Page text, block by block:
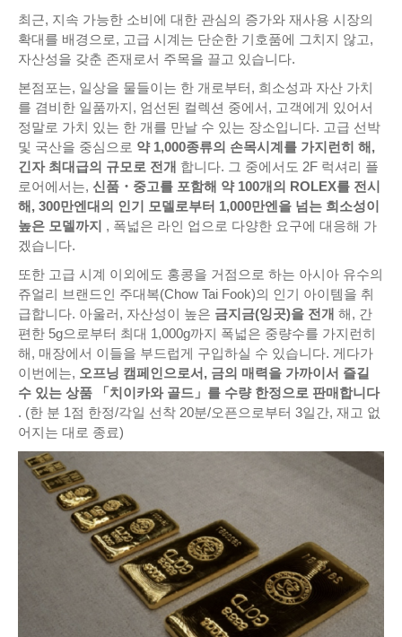
최근, 지속 가능한 소비에 대한 관심의 증가와 재사용 시장의
확대를 배경으로, 고급 시계는 단순한 기호품에 그치지 않고,
자산성을 갖춘 존재로서 주목을 끌고 있습니다.
본점포는, 일상을 물들이는 한 개로부터, 희소성과 자산 가치
를 겸비한 일품까지, 엄선된 컬렉션 중에서, 고객에게 있어서
정말로 가치 있는 한 개를 만날 수 있는 장소입니다. 고급 선박
및 국산을 중심으로 약 1,000종류의 손목시계를 가지런히 해,
긴자 최대급의 규모로 전개 합니다. 그 중에서도 2F 럭셔리 플
로어에서는, 신품・중고를 포함해 약 100개의 ROLEX를 전시
해, 300만엔대의 인기 모델로부터 1,000만엔을 넘는 희소성이
높은 모델까지 , 폭넓은 라인 업으로 다양한 요구에 대응해 가
겠습니다.
또한 고급 시계 이외에도 홍콩을 거점으로 하는 아시아 유수의
쥬얼리 브랜드인 주대복(Chow Tai Fook)의 인기 아이템을 취
급합니다. 아울러, 자산성이 높은 금지금(잉곳)을 전개 해, 간
편한 5g으로부터 최대 1,000g까지 폭넓은 중량수를 가지런히
해, 매장에서 이들을 부드럽게 구입하실 수 있습니다. 게다가
이번에는, 오프닝 캠페인으로서, 금의 매력을 가까이서 즐길
수 있는 상품 「치이카와 골드」를 수량 한정으로 판매합니다
. (한 분 1점 한정/각일 선착 20분/오픈으로부터 3일간, 재고 없
어지는 대로 종료)